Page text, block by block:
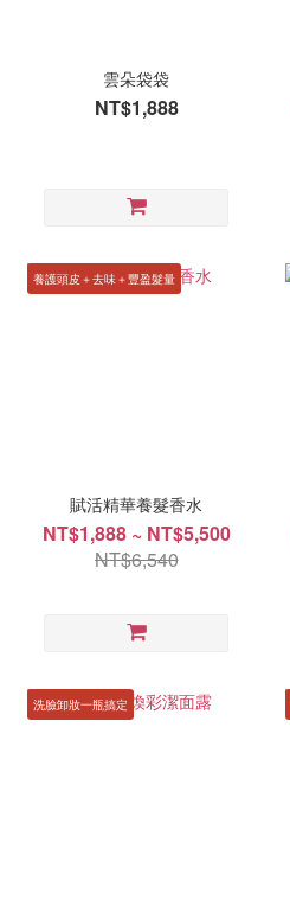
雲朵袋袋
NT$1,888
養護頭皮＋去味＋豐盈髮量
賦活精華養髮香水
NT$1,888 ~ NT$5,500
NT$6,540
洗臉卸妝一瓶搞定